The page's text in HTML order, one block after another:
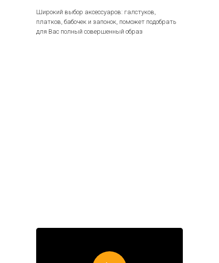
Широкий выбор аксессуаров: галстуков,
платков, бабочек и запонок, поможет подобрать
для Вас полный совершенный образ